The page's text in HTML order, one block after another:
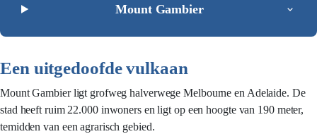
Mount Gambier
Een uitgedoofde vulkaan
Mount Gambier ligt grofweg halverwege Melbourne en Adelaide. De
stad heeft ruim 22.000 inwoners en ligt op een hoogte van 190 meter,
temidden van een agrarisch gebied.